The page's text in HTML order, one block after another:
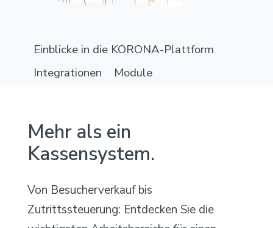
Einblicke in die KORONA-Plattform
Integrationen
Module
Mehr als ein
Kassensystem.
Von Besucherverkauf bis
Zutrittssteuerung: Entdecken Sie die